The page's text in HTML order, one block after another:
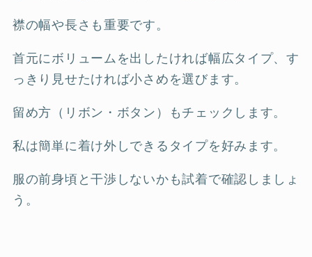
襟の幅や長さも重要です。
首元にボリュームを出したければ幅広タイプ、す
っきり見せたければ小さめを選びます。
留め方（リボン・ボタン）もチェックします。
私は簡単に着け外しできるタイプを好みます。
服の前身頃と干渉しないかも試着で確認しましょ
う。